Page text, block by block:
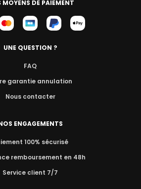
MOYENS DE PAIEMENT
UNE QUESTION ?
FAQ
garantie annulation
Nous contacter
ENGAGEMENTS
100% sécurisé
remboursement en 48h
Service client 7/7